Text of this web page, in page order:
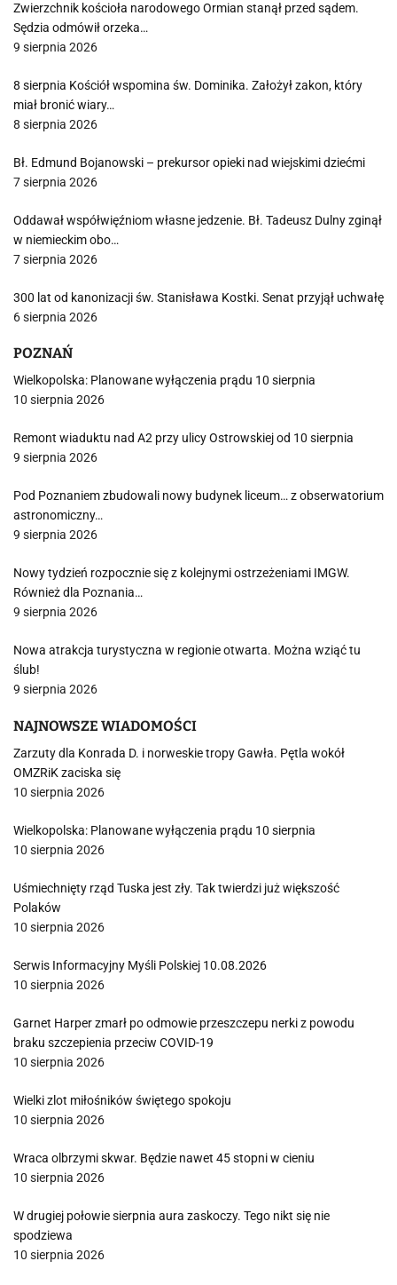
Zwierzchnik kościoła narodowego Ormian stanął przed sądem.
Sędzia odmówił orzeka…
9 sierpnia 2026
8 sierpnia Kościół wspomina św. Dominika. Założył zakon, który
miał bronić wiary…
8 sierpnia 2026
Bł. Edmund Bojanowski – prekursor opieki nad wiejskimi dziećmi
7 sierpnia 2026
Oddawał współwięźniom własne jedzenie. Bł. Tadeusz Dulny zginął
w niemieckim obo…
7 sierpnia 2026
300 lat od kanonizacji św. Stanisława Kostki. Senat przyjął uchwałę
6 sierpnia 2026
POZNAŃ
Wielkopolska: Planowane wyłączenia prądu 10 sierpnia
10 sierpnia 2026
Remont wiaduktu nad A2 przy ulicy Ostrowskiej od 10 sierpnia
9 sierpnia 2026
Pod Poznaniem zbudowali nowy budynek liceum… z obserwatorium
astronomiczny…
9 sierpnia 2026
Nowy tydzień rozpocznie się z kolejnymi ostrzeżeniami IMGW.
Również dla Poznania…
9 sierpnia 2026
Nowa atrakcja turystyczna w regionie otwarta. Można wziąć tu
ślub!
9 sierpnia 2026
NAJNOWSZE WIADOMOŚCI
Zarzuty dla Konrada D. i norweskie tropy Gawła. Pętla wokół
OMZRiK zaciska się
10 sierpnia 2026
Wielkopolska: Planowane wyłączenia prądu 10 sierpnia
10 sierpnia 2026
Uśmiechnięty rząd Tuska jest zły. Tak twierdzi już większość
Polaków
10 sierpnia 2026
Serwis Informacyjny Myśli Polskiej 10.08.2026
10 sierpnia 2026
Garnet Harper zmarł po odmowie przeszczepu nerki z powodu
braku szczepienia przeciw COVID-19
10 sierpnia 2026
Wielki zlot miłośników świętego spokoju
10 sierpnia 2026
Wraca olbrzymi skwar. Będzie nawet 45 stopni w cieniu
10 sierpnia 2026
W drugiej połowie sierpnia aura zaskoczy. Tego nikt się nie
spodziewa
10 sierpnia 2026